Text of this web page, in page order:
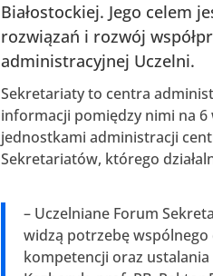
Białostockiej. Jego celem
rozwiązań i rozwój
administracyjnej Uczelni.
Sekretariaty to centra
informacji pomiędzy nimi na 6
jednostkami administracji
Sekretariatów, którego
– Uczelniane Forum
widzą potrzebę wspólnego
kompetencji oraz